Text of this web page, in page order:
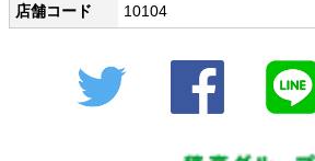
店舗コード
10104
Twitter Facebook